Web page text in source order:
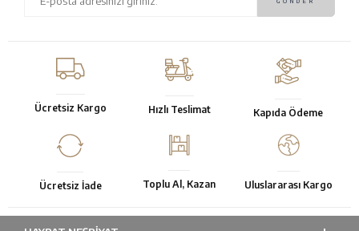
Ücretsiz Kargo Hızlı Teslimat Kapıda Ödeme
Ücretsiz İade Toplu Al, Kazan Uluslararası Kargo